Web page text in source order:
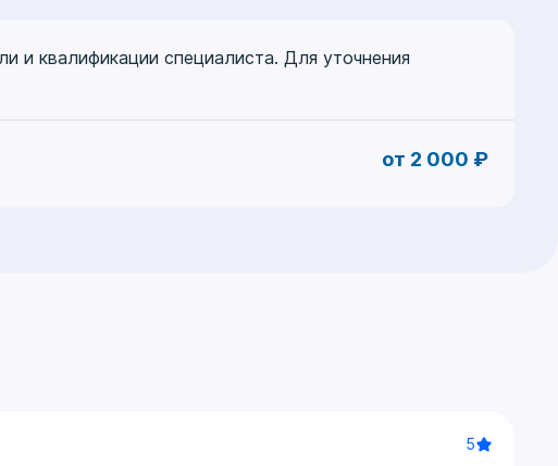
и квалификации специалиста. Для уточнения
от 2 000 ₽
5